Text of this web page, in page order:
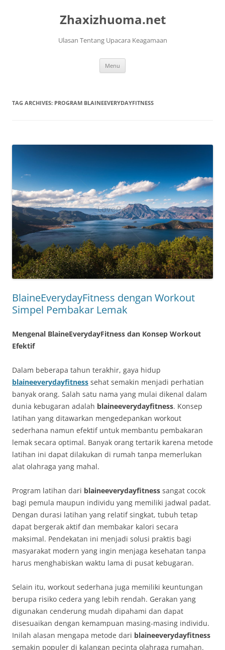
Zhaxizhuoma.net
Ulasan Tentang Upacara Keagamaan
Menu
TAG ARCHIVES: PROGRAM BLAINEEVERYDAYFITNESS
BlaineEverydayFitness dengan Workout
Simpel Pembakar Lemak
Mengenal BlaineEverydayFitness dan Konsep Workout
Efektif
Dalam beberapa tahun terakhir, gaya hidup
blaineeverydayfitness sehat semakin menjadi perhatian
banyak orang. Salah satu nama yang mulai dikenal dalam
dunia kebugaran adalah blaineeverydayfitness. Konsep
latihan yang ditawarkan mengedepankan workout
sederhana namun efektif untuk membantu pembakaran
lemak secara optimal. Banyak orang tertarik karena metode
latihan ini dapat dilakukan di rumah tanpa memerlukan
alat olahraga yang mahal.
Program latihan dari blaineeverydayfitness sangat cocok
bagi pemula maupun individu yang memiliki jadwal padat.
Dengan durasi latihan yang relatif singkat, tubuh tetap
dapat bergerak aktif dan membakar kalori secara
maksimal. Pendekatan ini menjadi solusi praktis bagi
masyarakat modern yang ingin menjaga kesehatan tanpa
harus menghabiskan waktu lama di pusat kebugaran.
Selain itu, workout sederhana juga memiliki keuntungan
berupa risiko cedera yang lebih rendah. Gerakan yang
digunakan cenderung mudah dipahami dan dapat
disesuaikan dengan kemampuan masing-masing individu.
Inilah alasan mengapa metode dari blaineeverydayfitness
semakin populer di kalangan pecinta olahraga rumahan.